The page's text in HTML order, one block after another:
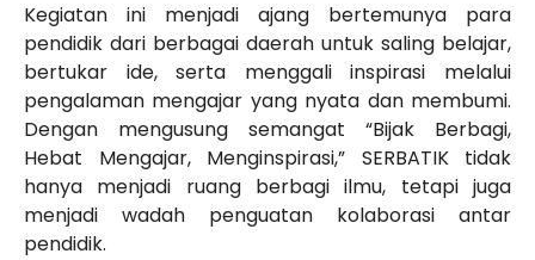
Kegiatan ini menjadi ajang bertemunya para
pendidik dari berbagai daerah untuk saling belajar,
bertukar ide, serta menggali inspirasi melalui
pengalaman mengajar yang nyata dan membumi.
Dengan mengusung semangat “Bijak Berbagi,
Hebat Mengajar, Menginspirasi,” SERBATIK tidak
hanya menjadi ruang berbagi ilmu, tetapi juga
menjadi wadah penguatan kolaborasi antar
pendidik.